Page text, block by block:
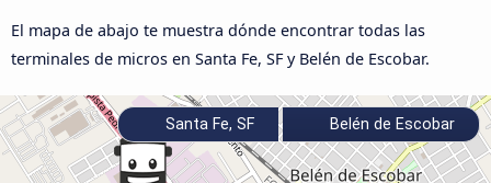
El mapa de abajo te muestra dónde encontrar todas las
terminales de micros en Santa Fe, SF y Belén de Escobar.
Santa Fe, SF Belén de Escobar